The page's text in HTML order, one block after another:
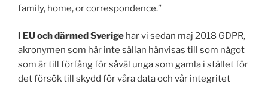
family, home, or correspondence.”
I EU och därmed Sverige har vi sedan maj 2018 GDPR,
akronymen som här inte sällan hänvisas till som något
som är till förfång för såväl unga som gamla i stället för
det försök till skydd för våra data och vår integritet